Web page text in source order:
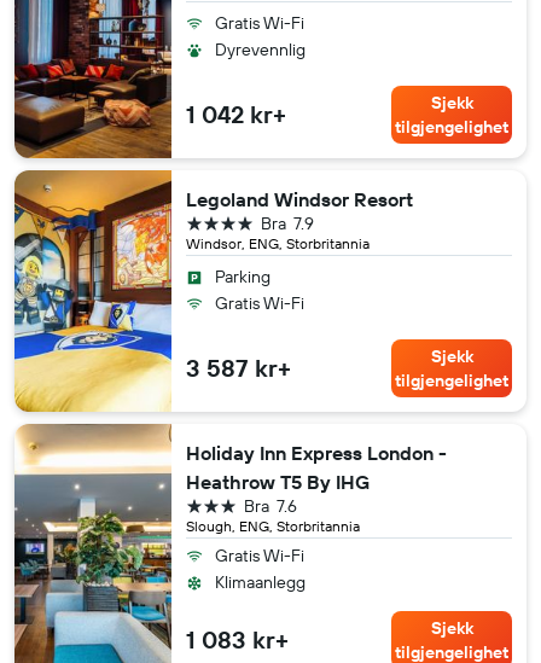
Gratis Wi-Fi
Dyrevennlig
1 042 kr+
Sjekk
tilgjengelighet
Legoland Windsor Resort
Windsor, ENG, Storbritannia
7.9
Bra
4 stjerner
Parking
Gratis Wi-Fi
3 587 kr+
Sjekk
tilgjengelighet
Holiday Inn Express London -
Heathrow T5 By IHG
Slough, ENG, Storbritannia
7.6
Bra
3 stjerner
Gratis Wi-Fi
Klimaanlegg
1 083 kr+
Sjekk
tilgjengelighet